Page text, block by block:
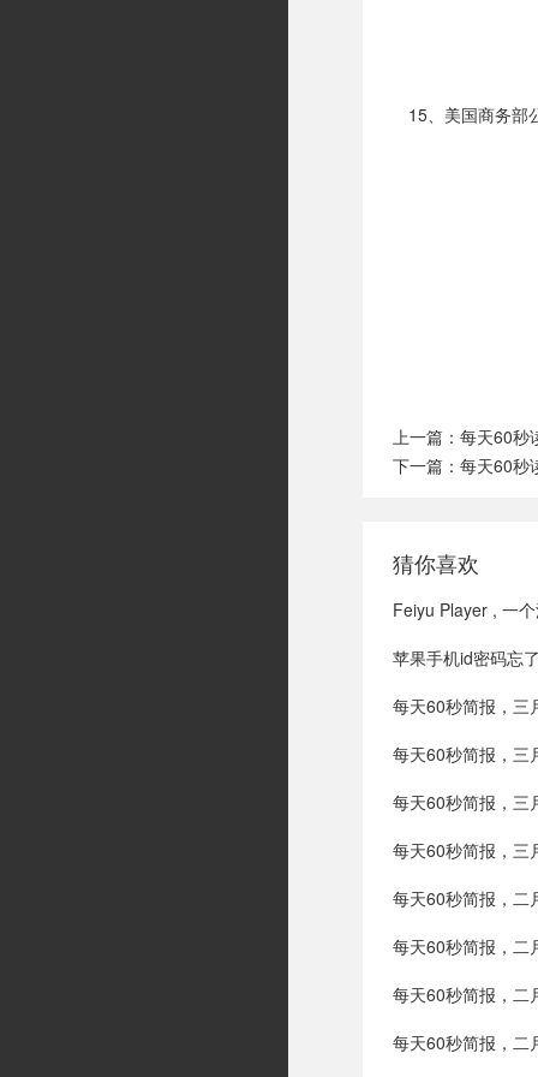
15、美国商务部
上一篇： 每天60秒
下一篇： 每天60秒
猜你喜欢
Feiyu Player , 一
苹果手机id密码忘
每天60秒简报，三
每天60秒简报，三
每天60秒简报，三
每天60秒简报，三
每天60秒简报，二
每天60秒简报，二
每天60秒简报，二
每天60秒简报，二